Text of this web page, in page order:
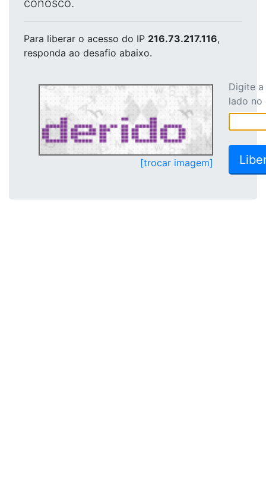
conosco.
Para liberar o acesso do IP 216.73.217.116,
responda ao desafio abaixo.
[trocar imagem]
Digite
lado no